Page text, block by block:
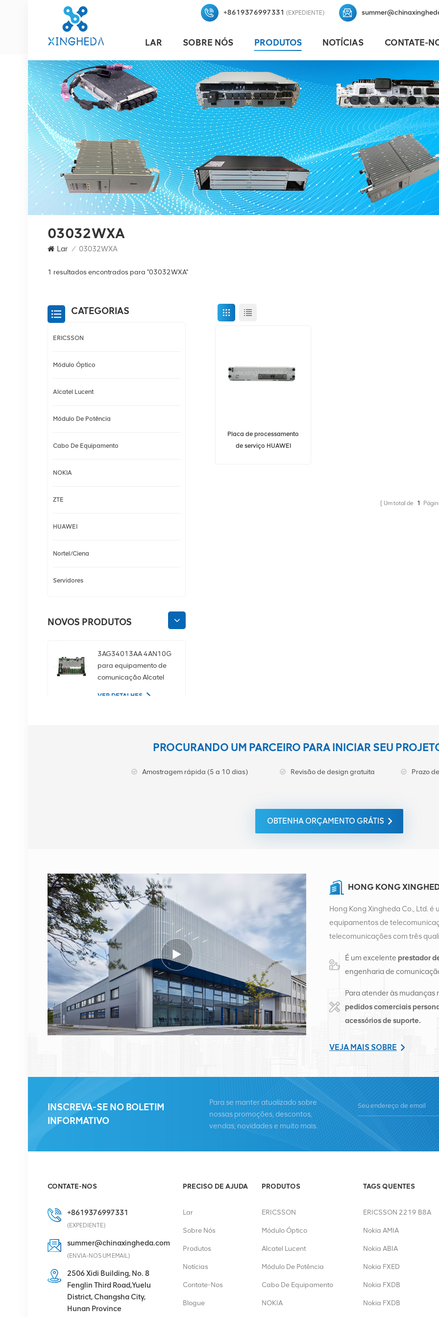
+8619376997331 (EXPEDIENTE)
LAR SOBRE NÓS PRODUTOS NOTÍCIAS CONTATE-
03032WXA
Lar / 03032WXA
1 resultados encontrados para "03032WXA"
Placa de processamento
de serviço HUAWEI
Um total de 1
CATEGORIAS
ERICSSON
Módulo Óptico
Alcatel Lucent
Módulo De Potência
Cabo De Equipamento
NOKIA
ZTE
HUAWEI
Nortel/Ciena
Servidores
NOVOS PRODUTOS
3AG34013AA 4AN10G
para equipamento de
comunicação Alcatel
VER DETALHES
polegadas, 1,2 TB, 10K
VER DETALHES
Estação base NOKIA
AHEGC 474914A
AirScale RRH 4T4R RRU
VER DETALHES
Cabo de fibra óptica
NOKIA FUFAS
473288A.102 LC OD-LC
OD duplo 2m
VER DETALHES
1662SMC 3AL98324AA
SYNTH4V2 para
ERICSSON 2212 B31
KRC 161 893/1
Unidade de rádio
* 60 W)
03050BYF para banda
base Huawei BBU 3900
VER DETALHES
Retificador Eltek
PROCURANDO UM PARCEIRO PARA INICIAR SEU
Amostragem rápida (5 a 10 dias) Revisão de design gratuita Prazo
OBTENHA ORÇAMENTO GRÁTIS
HONG KONG
Hong Kong Xingheda Co., Ltd.
equipamentos de
telecomunicações com três
distribuição de fábrica em
de vendas internacionais em
negócios internacionais no
Rússia, fornecemos estações
de telecomunicações
terminais e materiais auxiliares
serviços de alta qualidade,
É um excelente prestador
engenharia de
Para atender às mudanças
pedidos comerciais
acessórios de suporte.
VEJA MAIS SOBRE
INSCREVA-SE NO BOLETIM
INFORMATIVO
Para se manter atualizado sobre
nossas promoções, descontos,
vendas, novidades e muito mais.
CONTATE-NOS
+8619376997331
(EXPEDIENTE)
summer@chinaxingheda.com
(ENVIA-NOS UM EMAIL)
2506 Xidi Building, No. 8
Fenglin Third Road,Yuelu
District, Changsha City,
Hunan Province
PRECISO DE AJUDA
Lar
Sobre Nós
Produtos
Notícias
Contate-Nos
Blogue
PRODUTOS
ERICSSON
Módulo Óptico
Alcatel Lucent
Módulo De Potência
Cabo De Equipamento
NOKIA
TAGS QUENTES
ERICSSON 2219 B8A
Nokia AMIA
Nokia ABIA
Nokia FXED
Nokia FXDB
Nokia FXDB